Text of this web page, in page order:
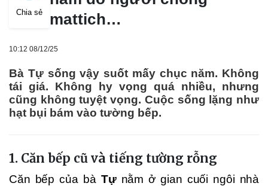
Chia sẻ
mattich…
10:12 08/12/25
Bà Tự sống vậy suốt mấy chục năm. Không
tái giá. Không hy vọng quá nhiều, nhưng
cũng không tuyệt vọng. Cuộc sống lặng như
hạt bụi bám vào tường bếp.
1. Căn bếp cũ và tiếng tường rỗng
Căn bếp của bà Tựnằm ở gian cuối ngôi nhà